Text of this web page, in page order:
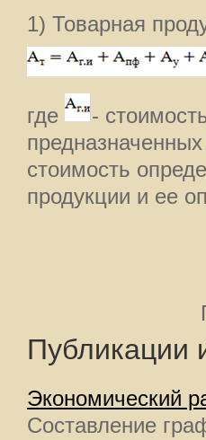
1) Товарная
где
-
предназначенных
стоимость
продукции и ее
Публикации
Экономический
Составление